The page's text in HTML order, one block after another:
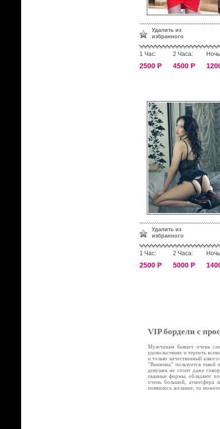
Удалить из
избранного
1 Час:
2500 Р
2 Часа:
4500 Р
Удалить из
избранного
1 Час:
2500 Р
2 Часа:
5000 Р
VIP бордели с
Мужчинам бывает очень
удовольствиях и терпеть
и только качественный
”Вишенка” пользуется
девушек не стоит даже
пышные формы, обладают
очень большой, атмосфера
появилось желание, то